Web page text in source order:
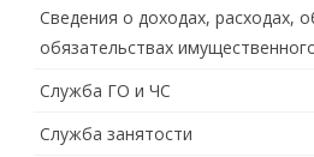
Сведения о доходах, расходах,
обязательствах
Служба ГО и ЧС
Служба занятости